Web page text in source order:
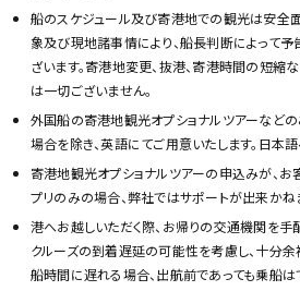
船のスケジュール及び寄港地での観光は安全
象及び現地諸事情により、船長判断によって
ざいます。寄港地変更、抜港、寄港時間の短縮
は一切ございません。
外国船の寄港地観光オプショナルツアーなど
場合を除き、英語にてご用意いたします。日本
寄港地観光オプショナルツアーの申込みが、お
プリのみの場合、弊社ではサポートが出来かね
港へお越しいただく際、お帰りの交通機関を
クルーズの到着遅延の可能性を考慮し、十分余
船時間に遅れる場合、出航前であっても乗船は